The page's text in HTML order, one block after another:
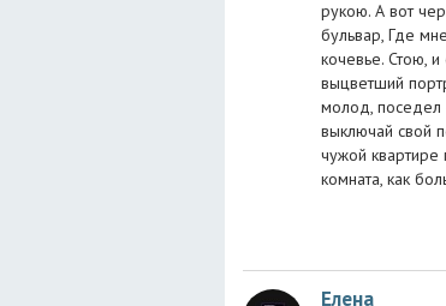
рукою. А вот
бульвар, Где
кочевье. Стою,
выцветший
молод, поседел
выключай свой
чужой
комната, как
Елена